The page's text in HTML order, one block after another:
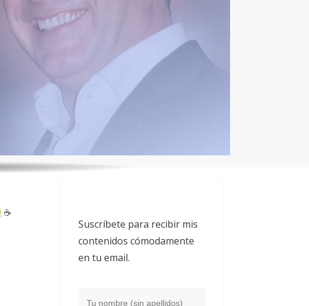
☕️
Suscríbete para recibir mis
contenidos cómodamente
en tu email.